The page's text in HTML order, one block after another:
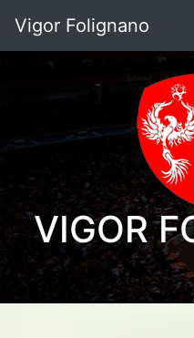
Vigor Folignano
VIGOR